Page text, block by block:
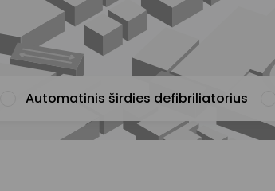
Automatinis širdies defibriliatorius